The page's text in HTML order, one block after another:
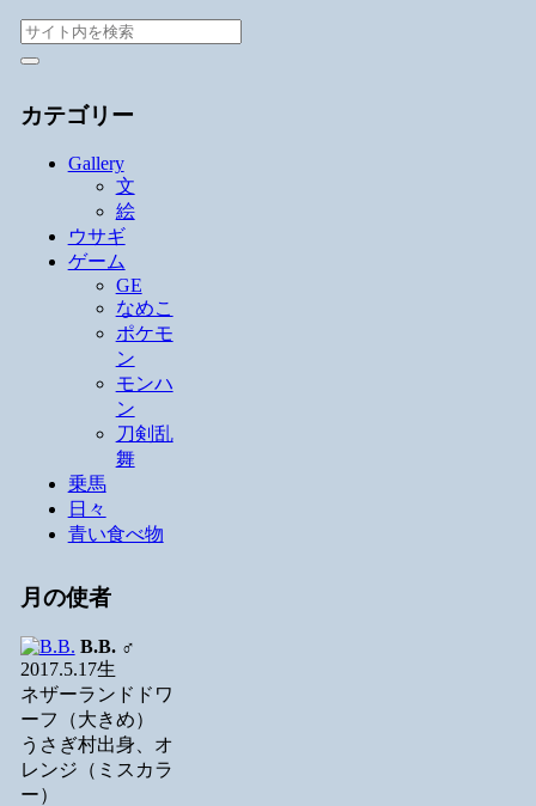
カテゴリー
Gallery
文
絵
ウサギ
ゲーム
GE
なめこ
ポケモ
ン
モンハ
ン
刀剣乱
舞
乗馬
日々
青い食べ物
月の使者
B.B.♂
2017.5.17生
ネザーランドドワ
ーフ（大きめ）
うさぎ村出身、オ
レンジ（ミスカラ
ー）